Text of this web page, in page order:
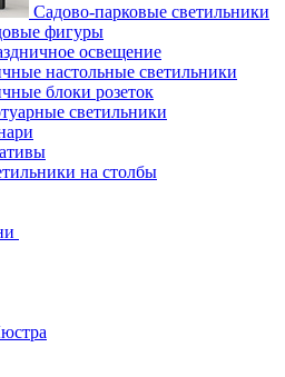
Садово-парковые светильники
фигуры
освещение
настольные светильники
блоки розеток
светильники
на столбы